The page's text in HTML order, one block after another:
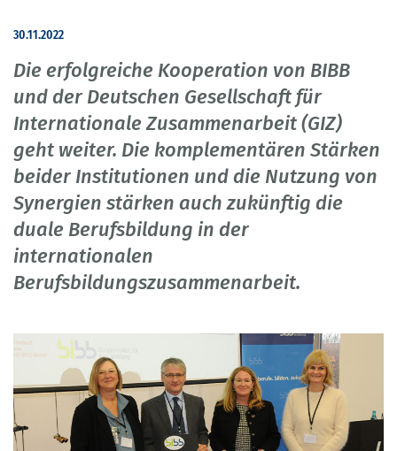
30.11.2022
Die erfolgreiche Kooperation von BIBB
und der Deutschen Gesellschaft für
Internationale Zusammenarbeit (GIZ)
geht weiter. Die komplementären Stärken
beider Institutionen und die Nutzung von
Synergien stärken auch zukünftig die
duale Berufsbildung in der
internationalen
Berufsbildungszusammenarbeit.